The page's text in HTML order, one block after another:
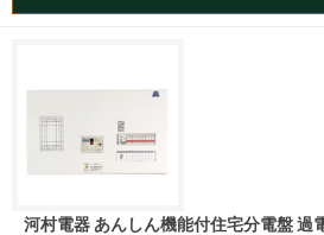
河村電器 あんしん機能付住宅分電盤 過